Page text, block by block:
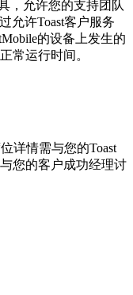
，允许您的支持团队
允许Toast客户服务
的设备上发生的
常运行时间。
详情需与您的Toast
您的客户成功经理讨